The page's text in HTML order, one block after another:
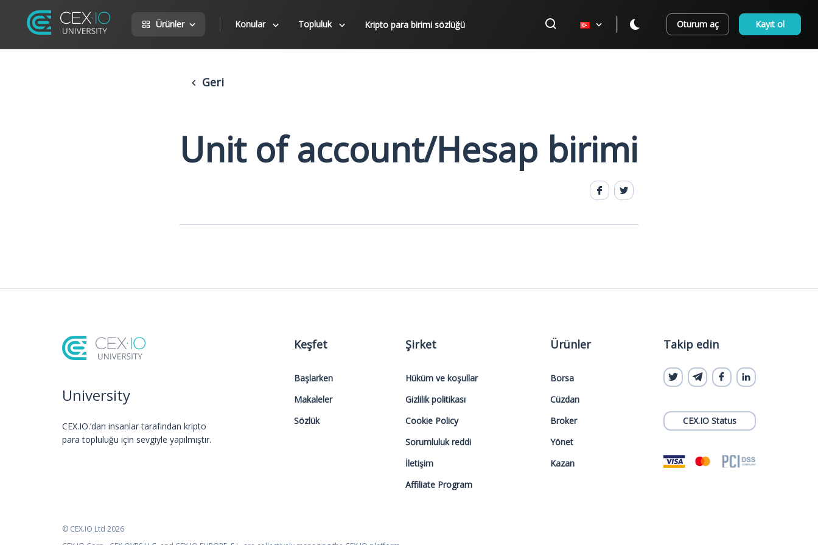
Ürünler Konular Topluluk Kripto para birimi sözlüğü Oturum aç Kayıt ol
Geri
Unit of account/Hesap birimi
University
CEX.IO.’dan insanlar tarafından kripto
para topluluğu için sevgiyle yapılmıştır.
Keşfet
Başlarken
Makaleler
Sözlük
Şirket
Hüküm ve koşullar
Gizlilik politikası
Cookie Policy
Sorumluluk reddi
İletişim
Affiliate Program
Ürünler
Borsa
Cüzdan
Broker
Yönet
Kazan
Takip edin
CEX.IO Status
© CEX.IO Ltd 2026